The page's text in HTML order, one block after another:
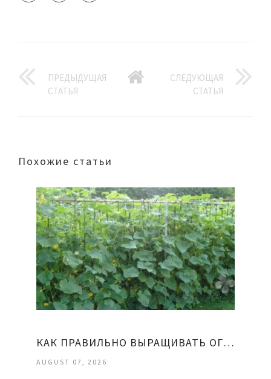
ПРЕДЫДУЩАЯ
СТАТЬЯ
СЛЕДУЮЩАЯ
СТАТЬЯ
Похожие статьи
КАК ПРАВИЛЬНО ВЫРАЩИВАТЬ ОГУРЦЫ
AUGUST 07, 2026